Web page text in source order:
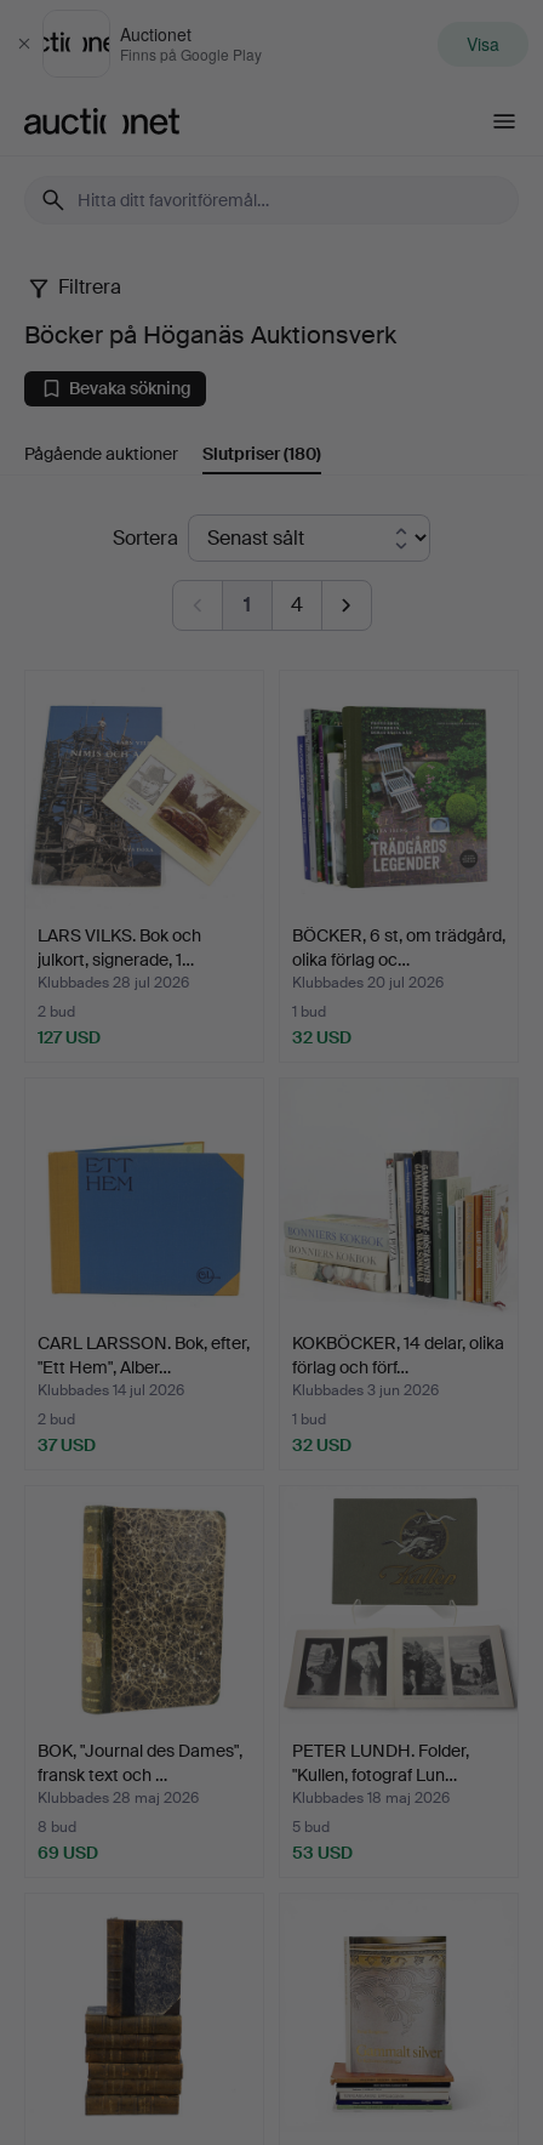
Stäng
Auctionet
Finns på Google Play Visa
Böcker
på
Höganäs
Auktionsverk
Filtrera
Böcker på Höganäs Auktionsverk
Bevaka sökning
Pågående auktioner Slutpriser(180)
SlutpriserSortera
1 4
LARS VILKS. Bok och
julkort, signerade, 1…
Klubbades 28 jul 2026
2 bud
127 USD
BÖCKER, 6 st, om trädgård,
olika förlag oc…
Klubbades 20 jul 2026
1 bud
32 USD
CARL LARSSON. Bok, efter,
"Ett Hem", Alber…
Klubbades 14 jul 2026
2 bud
37 USD
KOKBÖCKER, 14 delar, olika
förlag och förf…
Klubbades 3 jun 2026
1 bud
32 USD
BOK, "Journal des Dames",
fransk text och …
Klubbades 28 maj 2026
8 bud
69 USD
PETER LUNDH. Folder,
"Kullen, fotograf Lun…
Klubbades 18 maj 2026
5 bud
53 USD